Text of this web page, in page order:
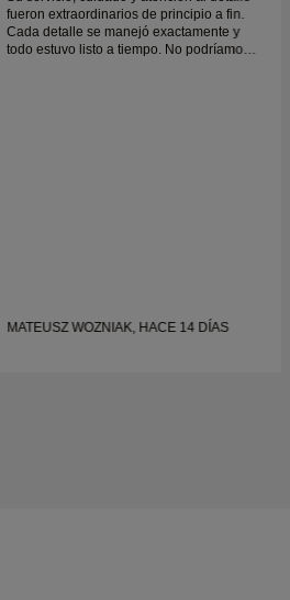
fueron extraordinarios de principio a fin.
Cada detalle se manejó exactamente y
todo estuvo listo a tiempo. No podríamos
MATEUSZ WOZNIAK, HACE 14 DÍAS